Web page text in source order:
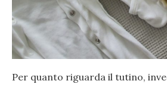
Per quanto riguarda il tutino,